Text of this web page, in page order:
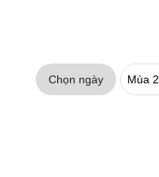
Chọn ngày